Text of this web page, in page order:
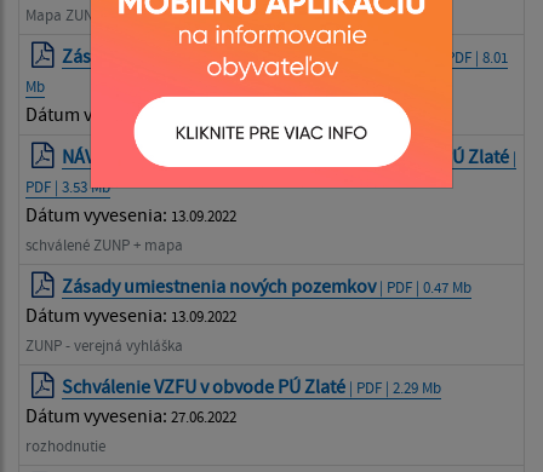
Mapa ZUNP
Zásady umiestnenia nových pozemkov - MAPA
| PDF | 8.01
Mb
Dátum vyvesenia:
NÁVRH Zásad umiestnenia nových pozemkov PPÚ Zlaté |
PDF | 3.53 Mb
Dátum vyvesenia: 13.09.2022
schválené ZUNP + mapa
Zásady umiestnenia nových pozemkov| PDF | 0.47 Mb
Dátum vyvesenia: 13.09.2022
ZUNP - verejná vyhláška
Schválenie VZFU v obvode PÚ Zlaté | PDF | 2.29 Mb
Dátum vyvesenia: 27.06.2022
rozhodnutie